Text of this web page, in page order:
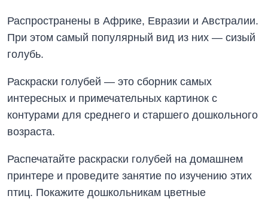
Распространены в Африке, Евразии и Австралии.
При этом самый популярный вид из них — сизый
голубь.
Раскраски голубей — это сборник самых
интересных и примечательных картинок с
контурами для среднего и старшего дошкольного
возраста.
Распечатайте раскраски голубей на домашнем
принтере и проведите занятие по изучению этих
птиц. Покажите дошкольникам цветные